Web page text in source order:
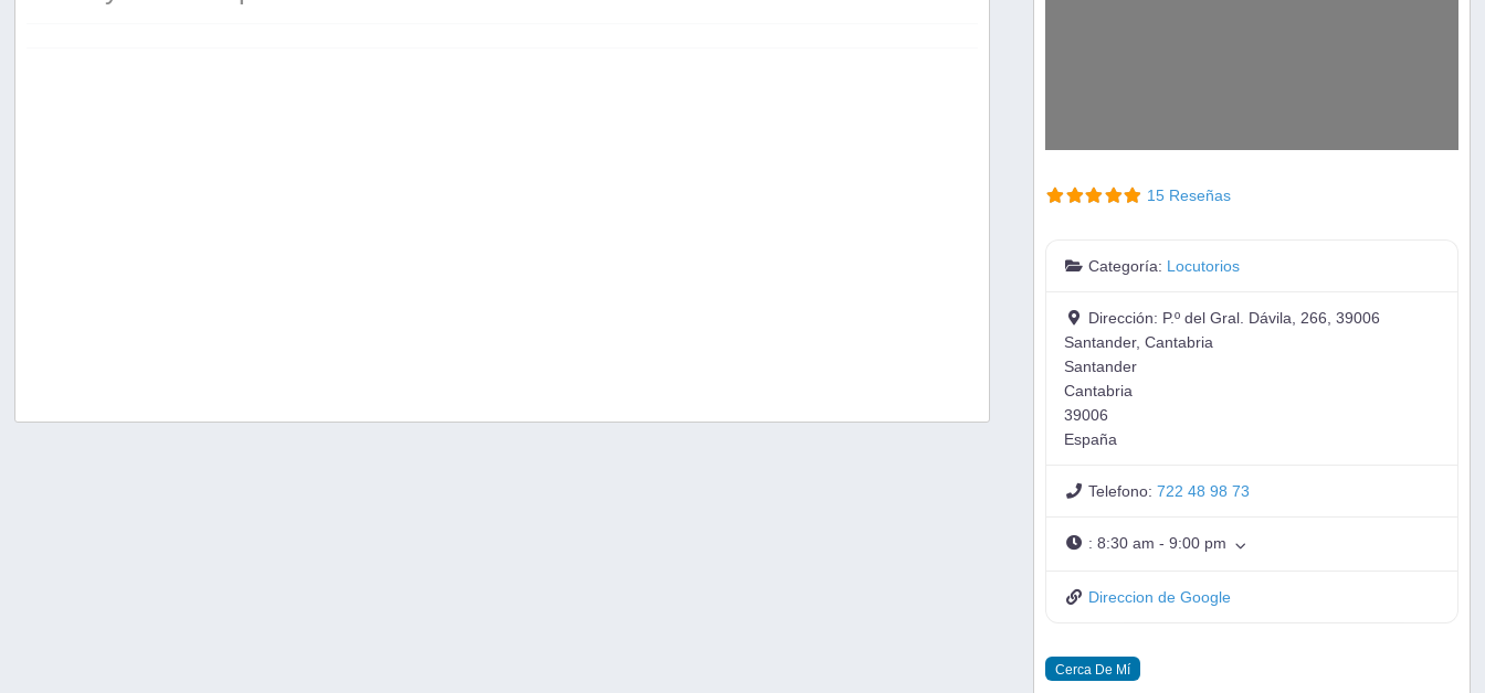
15 Reseñas
Categoría: Locutorios
Dirección: P.º del Gral. Dávila, 266, 39006
Santander, Cantabria
Santander
Cantabria
39006
España
Telefono: 722 48 98 73
: 8:30 am - 9:00 pm
Direccion de Google
Cerca De Mí